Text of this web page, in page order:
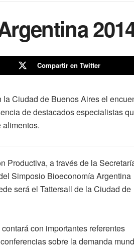
Compartir en Twitter
Ciudad de Buenos Aires el
de destacados especialistas
Productiva, a través de la
Simposio Bioeconomía Argentina
será el Tattersall de la Ciudad de
con importantes referentes
sobre la demanda